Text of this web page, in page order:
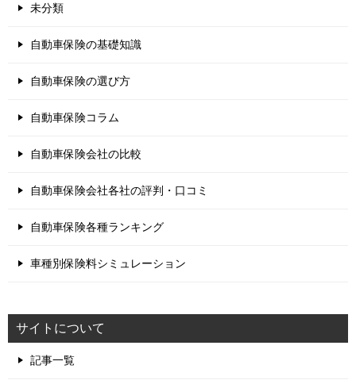
未分類
自動車保険の基礎知識
自動車保険の選び方
自動車保険コラム
自動車保険会社の比較
自動車保険会社各社の評判・口コミ
自動車保険各種ランキング
車種別保険料シミュレーション
サイトについて
記事一覧